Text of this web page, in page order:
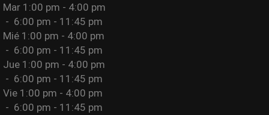
Mar 1:00 pm - 4:00 pm
- 6:00 pm - 11:45 pm
Mié 1:00 pm - 4:00 pm
- 6:00 pm - 11:45 pm
Jue 1:00 pm - 4:00 pm
- 6:00 pm - 11:45 pm
Vie 1:00 pm - 4:00 pm
- 6:00 pm - 11:45 pm